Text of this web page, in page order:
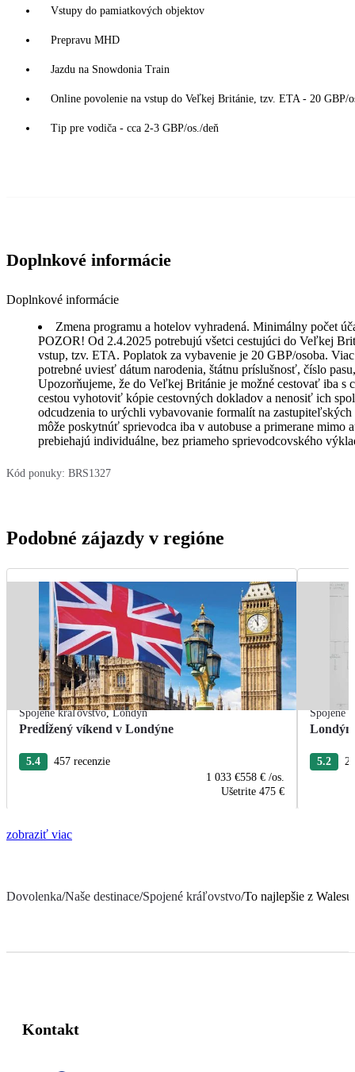
Vstupy do pamiatkových objektov
Prepravu MHD
Jazdu na Snowdonia Train
Online povolenie na vstup do Veľkej Británie, tzv. ETA - 20 GBP/
Tip pre vodiča - cca 2-3 GBP/os./deň
Doplnkové informácie
Doplnkové informácie
Zmena programu a hotelov vyhradená. Minimálny počet
POZOR! Od 2.4.2025 potrebujú všetci cestujúci do Veľkej
vstup, tzv. ETA. Poplatok za vybavenie je 20 GBP/osoba.
potrebné uviesť dátum narodenia, štátnu príslušnosť, číslo
Upozorňujeme, že do Veľkej Británie je možné cestovať iba s
cestou vyhotoviť kópie cestovných dokladov a nenosiť ich
odcudzenia to urýchli vybavovanie formalít na
môže poskytnúť sprievodca iba v autobuse a primerane mimo
prebiehajú individuálne, bez priameho sprievodcovského
Kód ponuky: BRS1327
Podobné zájazdy v regióne
Spojené kráľovstvo,Londýn
Predĺžený víkend v Londýne
5.4
457 recenzie
1 033 €558 € /os.
Ušetrite 475 €
Spojené
Londýn
5.2
zobraziť viac
Dovolenka/Naše destinace/Spojené kráľovstvo/To najlepšie z Walesu
Kontakt